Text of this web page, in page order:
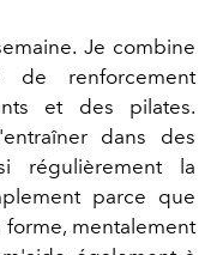
Je combine
renforcement
et des pilates.
dans des
régulièrement la
parce que
mentalement